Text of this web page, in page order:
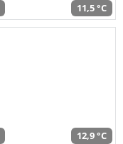
11,5 °C
12,9 °C